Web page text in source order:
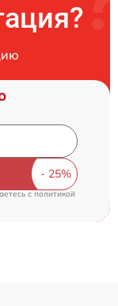
cполитикой